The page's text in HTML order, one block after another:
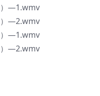
）—1.wmv
）—2.wmv
）—1.wmv
）—2.wmv